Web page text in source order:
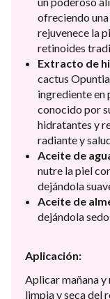
ofreciendo
rejuvenece la
retinoides
Extracto de
cactus
ingrediente en
conocido por
hidratantes y
radiante y
Aceite de
nutre la piel
dejándola
Aceite de
dejándola
Aplicación:
Aplicar mañana
limpia y seca del